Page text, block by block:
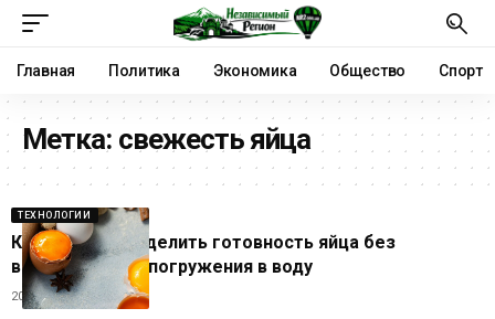
Главная Политика Экономика Общество Спорт
Метка: свежесть яйца
ТЕХНОЛОГИИ
Как точно определить готовность яйца без
встряхивания и погружения в воду
20.10.2025